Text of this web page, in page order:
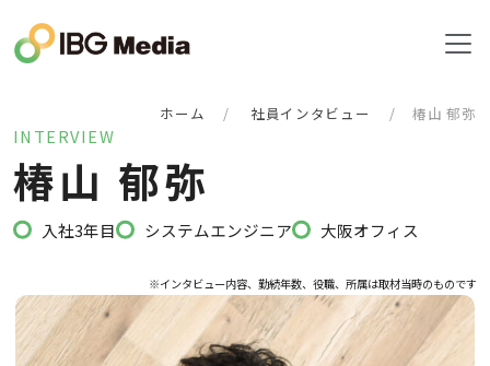
INTERVIEW
ホーム 社員インタビュー 椿山 郁弥
椿山 郁弥
入社3年目 システムエンジニア 大阪オフィス
※インタビュー内容、勤続年数、役職、所属は取材当時のものです